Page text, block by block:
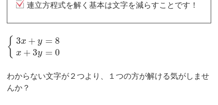
連立方程式を解く基本は文字を減らすことです！
{ 3x + y = 8
x + 3y = 0
わからない文字が２つより、１つの方が解ける気がしませ
んか？